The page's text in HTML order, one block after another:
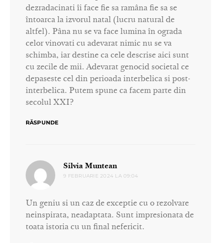
dezradacinati îi face fie sa ramâna fie sa se
întoarca la izvorul natal (lucru natural de
altfel). Pâna nu se va face lumina în ograda
celor vinovati cu adevarat nimic nu se va
schimba, iar destine ca cele descrise aici sunt
cu zecile de mii. Adevarat genocid societal ce
depaseste cel din perioada interbelica si post-
interbelica. Putem spune ca facem parte din
secolul XXI?
RĂSPUNDE
Silvia Munteanspune:
9 FEBRUARIE 2024 LA 09:04
Un geniu si un caz de exceptie cu o rezolvare
neinspirata, neadaptata. Sunt impresionata de
toata istoria cu un final nefericit.